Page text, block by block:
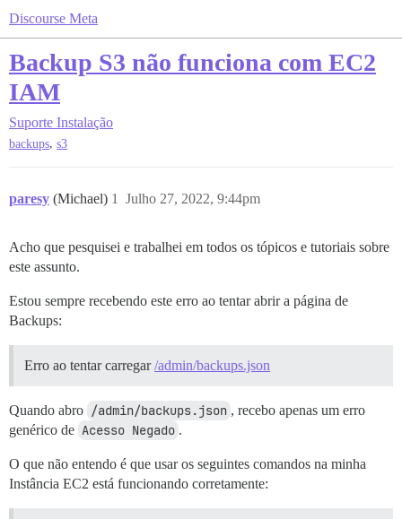
Discourse Meta
Backup S3 não funciona com EC2
IAM
Suporte Instalação
backups, s3
paresy (Michael) Julho 27, 2022, 9:44pm
1
Acho que pesquisei e trabalhei em todos os tópicos e tutoriais sobre
este assunto.
Estou sempre recebendo este erro ao tentar abrir a página de
Backups:
Erro ao tentar carregar/admin/backups.json
Quando abro /admin/backups.json , recebo apenas um erro
genérico de Acesso Negado .
O que não entendo é que usar os seguintes comandos na minha
Instância EC2 está funcionando corretamente: